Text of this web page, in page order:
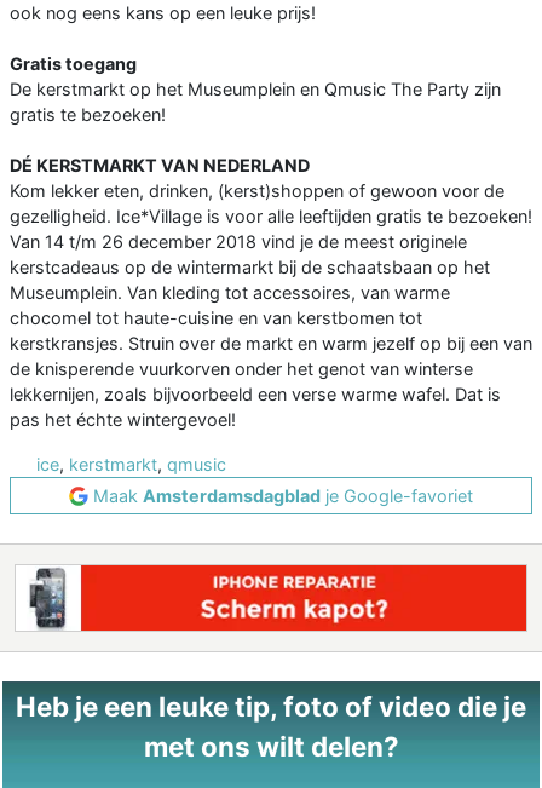
ook nog eens kans op een leuke prijs!
Gratis toegang
De kerstmarkt op het Museumplein en Qmusic The Party zijn
gratis te bezoeken!
DÉ KERSTMARKT VAN NEDERLAND
Kom lekker eten, drinken, (kerst)shoppen of gewoon voor de
gezelligheid. Ice*Village is voor alle leeftijden gratis te bezoeken!
Van 14 t/m 26 december 2018 vind je de meest originele
kerstcadeaus op de wintermarkt bij de schaatsbaan op het
Museumplein. Van kleding tot accessoires, van warme
chocomel tot haute-cuisine en van kerstbomen tot
kerstkransjes. Struin over de markt en warm jezelf op bij een van
de knisperende vuurkorven onder het genot van winterse
lekkernijen, zoals bijvoorbeeld een verse warme wafel. Dat is
pas het échte wintergevoel!
ice, kerstmarkt, qmusic
Maak Amsterdamsdagblad je Google-favoriet
Heb je een leuke tip, foto of video die je
met ons wilt delen?